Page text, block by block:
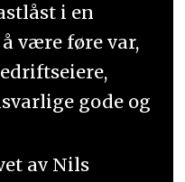
i en
være føre var,
gode og
av Nils